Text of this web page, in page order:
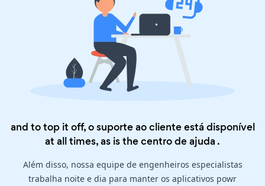
and to top it off, o suporte ao cliente está disponível
at all times, as is thecentro de ajuda .
Além disso, nossa equipe de engenheiros especialistas
trabalha noite e dia para manter os aplicativos powr